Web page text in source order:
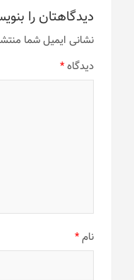
دیدگاهتان را
نشانی ایمیل شما
دیدگاه*
نام*